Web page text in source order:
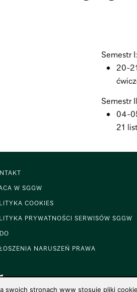
Semestr I:
20-
Semestr
04-
21
W SGGW
COOKIES
PRYWATNOŚCI SERWISÓW SGGW
NARUSZEŃ PRAWA
swoich stronach www stosuje pliki